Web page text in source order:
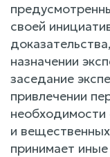
своей
назначении
заседание
привлечении
необходимости
и
принимает